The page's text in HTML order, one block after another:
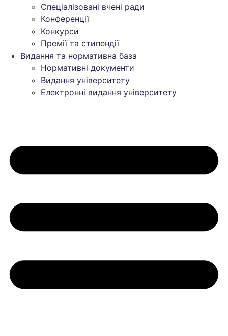
Спеціалізовані вчені ради
Конференції
Конкурси
Премії та стипендії
Видання та нормативна база
Нормативні документи
Видання університету
Електронні видання університету